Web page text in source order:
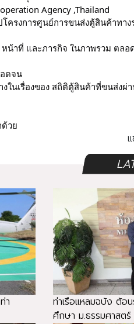
Agency ,Thailand
ครงการศูนย์การขนส่งตู้สินค้าท
น้าที่ และภารกิจ ในภาพรวม ตล
ดจน
ในเรื่องของ สถิติตู้สินค้าที่ขนส่ง
วย
า
ท่าเรือแหลมฉบัง ต้
ศึกษา ม.ธรรมศาสตร์